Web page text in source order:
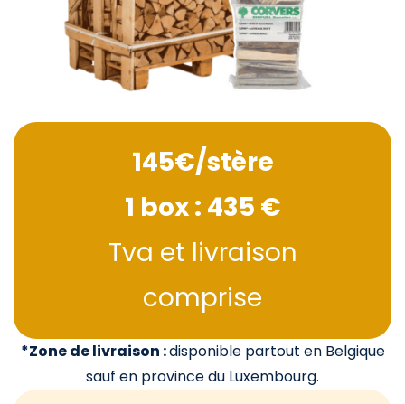
145€/stère
1 box : 435 €
Tva et livraison
comprise
*Zone de livraison :disponible partout en Belgique
sauf en province du Luxembourg.